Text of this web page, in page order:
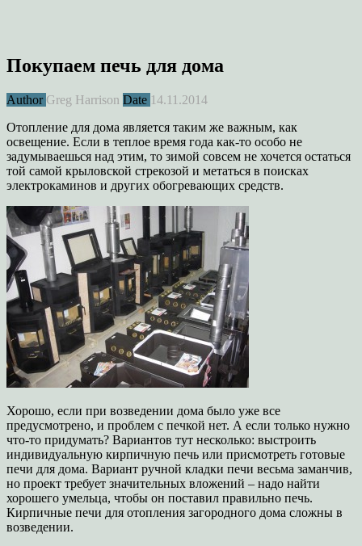
Покупаем печь для дома
Author Greg Harrison Date 14.11.2014
Отопление для дома является таким же важным, как
освещение. Если в теплое время года как-то особо не
задумываешься над этим, то зимой совсем не хочется остаться
той самой крыловской стрекозой и метаться в поисках
электрокаминов и других обогревающих средств.
Хорошо, если при возведении дома было уже все
предусмотрено, и проблем с печкой нет. А если только нужно
что-то придумать? Вариантов тут несколько: выстроить
индивидуальную кирпичную печь или присмотреть готовые
печи для дома. Вариант ручной кладки печи весьма заманчив,
но проект требует значительных вложений – надо найти
хорошего умельца, чтобы он поставил правильно печь.
Кирпичные печи для отопления загородного дома сложны в
возведении.